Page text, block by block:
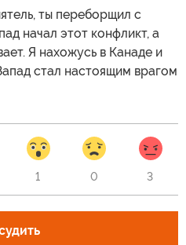
ты переборщил с
начал этот конфликт, а
Я нахожусь в Канаде и
стал настоящим врагом
1 0 3